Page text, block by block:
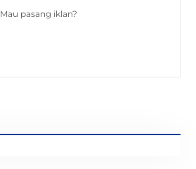
Mau pasang iklan?